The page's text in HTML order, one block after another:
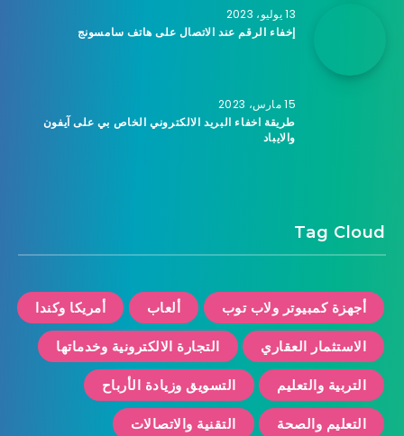
13 يوليو، 2023
إخفاء الرقم عند الاتصال على هاتف سامسونج
15 مارس، 2023
طريقة اخفاء البريد الالكتروني الخاص بي على آيفون
والايباد
Tag Cloud
أجهزة كمبيوتر ولاب توب ألعاب أمريكا وكندا
الاستثمار العقاري التجارة الالكترونية وخدماتها
التربية والتعليم التسويق وزيادة الأرباح
التعليم والصحة التقنية والاتصالات